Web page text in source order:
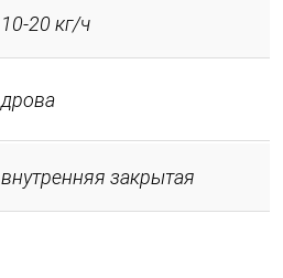
10-20 кг/ч
дрова
внутренняя закрытая